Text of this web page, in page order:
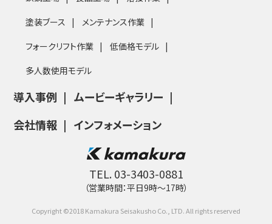
塗装ブース
メンテナンス作業
フォークリフト作業
低価格モデル
多人数使用モデル
導入事例
ムービーギャラリー
会社情報
インフォメーション
TEL. 03-3403-0881
（営業時間：平⽇9時〜17時）
Copyright ©2018 Kamakura Seisakusho Co., LTD. All rights reserved